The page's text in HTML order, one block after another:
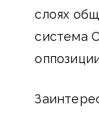
слоях
система